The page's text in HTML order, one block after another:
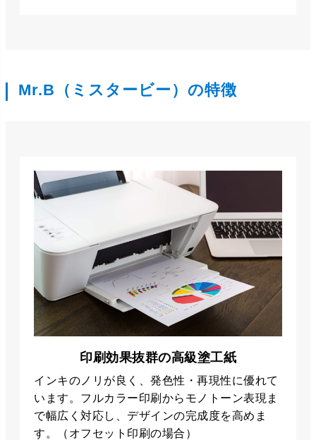
Mr.B（ミスタービー）の特徴
印刷効果抜群の高級塗工紙
インキのノリが良く、発色性・再現性に優れて
います。フルカラー印刷からモノトーン表現ま
で幅広く対応し、デザインの完成度を高めま
す。（オフセット印刷の場合）